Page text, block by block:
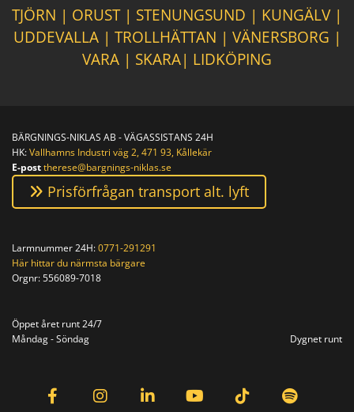
TJÖRN | ORUST| STENUNGSUND | KUNGÄLV|
UDDEVALLA| TROLLHÄTTAN | VÄNERSBORG |
VARA | SKARA| LIDKÖPING
BÄRGNINGS-NIKLAS AB - VÄGASSISTANS 24H
HK:Vallhamns Industri väg 2, 471 93, Kållekär
E-posttherese@bargnings-niklas.se
Prisförfrågan transport alt. lyft
Larmnummer 24H:0771-291291
Här hittar du närmsta bärgare
Orgnr:556089-7018
Öppet året runt 24/7
Måndag - Söndag
Dygnet runt